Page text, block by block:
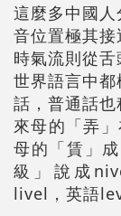
這麼多中國
音位置極其
時氣流則從
世界語言中
話，普通話
來母的「弄
母的「賃」
級」說成
livel，英語